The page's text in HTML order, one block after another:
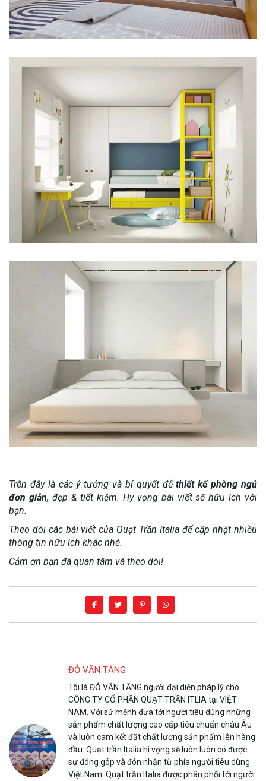
Trên đây là các ý tưởng và bí quyết đểthiết kế phòng ngủ
đơn giản, đẹp & tiết kiệm. Hy vọng bài viết sẽ hữu ích với
bạn.
Theo dõi các bài viết của Quạt Trần Italia để cập nhật nhiều
thông tin hữu ích khác nhé.
Cảm ơn bạn đã quan tâm và theo dõi!
ĐỖ VĂN TĂNG
Tôi là ĐỖ VĂN TĂNG người đại diện pháp lý cho
CÔNG TY CỔ PHẦN QUẠT TRẦN ITLIA tại VIỆT
NAM. Với sứ mệnh đưa tới người tiêu dùng những
sản phẩm chất lượng cao cấp tiêu chuẩn châu Âu
và luôn cam kết đặt chất lượng sản phẩm lên hàng
đầu. Quạt trần Italia hi vọng sẽ luôn luôn có được
sự đóng góp và đón nhận từ phía người tiêu dùng
Việt Nam. Quạt trần Italia được phân phối tới người